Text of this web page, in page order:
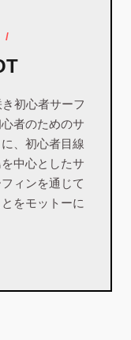
/
初心者サーフ
者のためのサ
、初心者目線
中心としたサ
ィンを通じて
をモットーに